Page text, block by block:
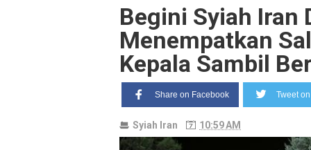
Begini Syiah Iran
Menempatkan
Kepala Sambil
Share on Facebook Tweet
Syiah Iran 10:59 AM